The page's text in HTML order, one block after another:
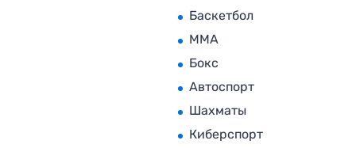
Баскетбол
MMA
Бокс
Автоспорт
Шахматы
Киберспорт